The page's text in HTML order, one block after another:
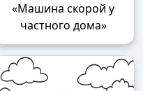
«Машина скорой у
частного дома»